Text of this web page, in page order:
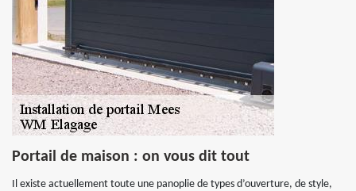
Portail de maison : on vous dit tout
Il existe actuellement toute une panoplie de types d’ouverture, de style,